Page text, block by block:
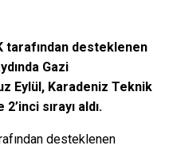
desteklenen
Gazi
Eylül, Karadeniz Teknik
sırayı aldı.
desteklenen